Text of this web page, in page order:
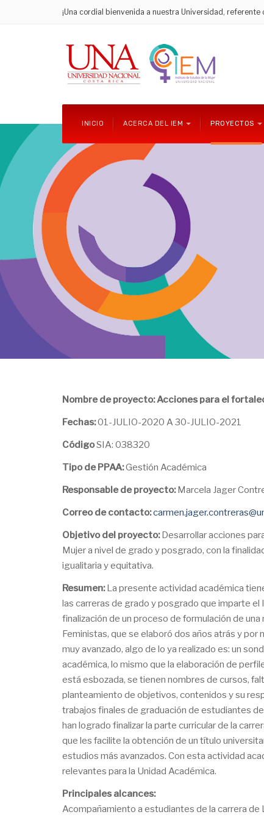
¡Una cordial bienvenida a nuestra Universidad,
INICIO ACERCA DEL IEM PROYECTOS
Nombre de proyecto: Acciones para el
Fechas:01-JULIO-2020 A 30-JULIO-2021
CódigoSIA: 038320
Tipo de PPAA:Gestión Académica
Responsable de proyecto:Marcela Jager
Correo de contacto:
Objetivo del proyecto:Desarrollar acciones
Mujer a nivel de grado y posgrado, con la
igualitaria y equitativa.
Resumen:La presente actividad académica
las carreras de grado y posgrado que imparte
finalización de un proceso de formulación de
Feministas, que se elaboró dos años atrás y
muy avanzado, algo de lo ya realizado es: un
académica, lo mismo que la elaboración de
está esbozada, se tienen nombres de cursos,
planteamiento de objetivos, contenidos y su
trabajos finales de graduación de estudiantes
han logrado finalizar la parte curricular de la
que les facilite la obtención de un título
estudios más avanzados. Con esta actividad
relevantes para la Unidad Académica.
Principales alcances:
Acompañamiento a estudiantes de la carrera de